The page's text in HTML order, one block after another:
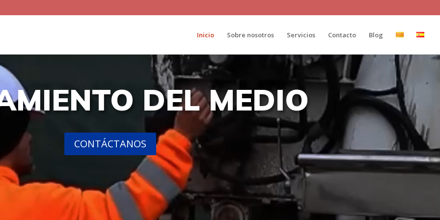
Inicio Sobre nosotros Servicios Contacto Blog
DEL MEDIO
CONTÁCTANOS